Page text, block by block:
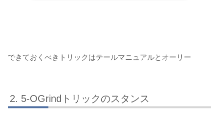
できておくべきトリックはテールマニュアルとオーリー
5-OGrindトリックのスタンス